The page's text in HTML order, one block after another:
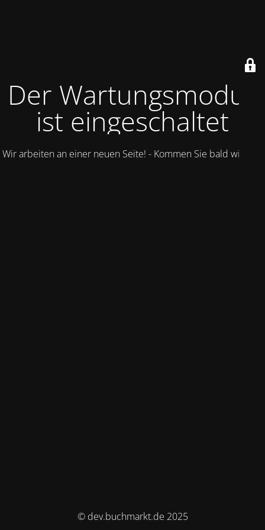
Der Wartungsmodus
ist eingeschaltet
Wir arbeiten an einer neuen Seite! - Kommen Sie bald wieder.
© dev.buchmarkt.de 2025